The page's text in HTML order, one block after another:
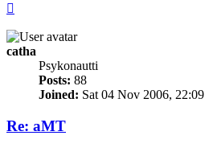
catha
Psykonautti
Posts: 88
Joined: Sat 04 Nov 2006, 22:09
Re: aMT